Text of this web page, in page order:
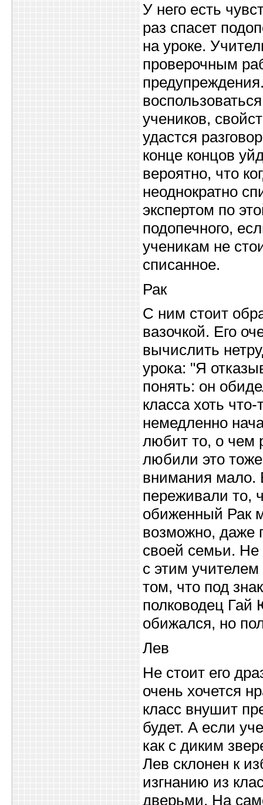
У него есть
раз спасет
на уроке.
проверочным
учеников,
удастся
конце концов
вероятно, что
неоднократно
экспертом по
подопечного,
ученикам не
списанное.
Рак
С ним стоит
вазочкой. Его
вычислить
урока: "Я
понять: он
класса хоть
немедленно
любит то, о чем
любили это
внимания мало.
переживали то,
обиженный Рак
возможно, даже
своей семьи. Не
с этим
том, что под
полководец Гай
обижался, но
Лев
Не стоит его
очень хочется
класс внушит
будет. А если
как с диким
Лев склонен к
изгнанию из
дверьми. На